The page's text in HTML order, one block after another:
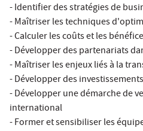
- Identifier des stratégies de
- Maîtriser les techniques
- Calculer les coûts et les
- Développer des partenariats
- Maîtriser les enjeux liés à la
- Développer des
- Développer une démarche de
international
- Former et sensibiliser les